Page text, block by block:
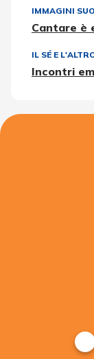
IMMAGINI
Cantare è
IL SÉ E
Incontri